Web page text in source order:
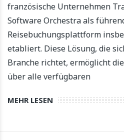
französische Unternehmen
Software Orchestra als
Reisebuchungsplattform
etabliert. Diese Lösung, die
Branche richtet, ermöglicht
über alle verfügbaren
MEHR LESEN